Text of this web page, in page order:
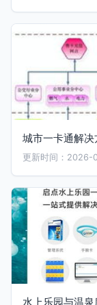
城市一卡通解
更新时间：2026-
水上乐园与温